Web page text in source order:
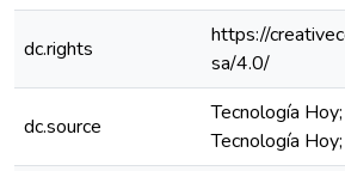
dc.rights
https://
sa/4.0/
dc.source
Tecnología
Tecnología